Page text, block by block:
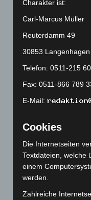
Januar 2025(88)
Dezember 2024(89)
November 2024(94)
Oktober 2024(93)
September 2024(112)
August 2024(107)
Juni 2024(107)
Mai 2024(149)
April 2024
(102)
März 2024
Februar 2024(103)
Charakter ist:
Carl-Marcus Müller
Reuterdamm 49
30853
Telefon: 0511-215
Fax: 0511-866 789
E-Mail:
Cookies
Die Internetseiten
Textdateien, welche
einem
werden.
Zahlreiche